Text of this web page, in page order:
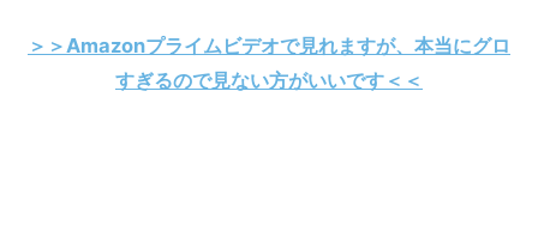
＞＞Amazonプライムビデオで見れますが、本当にグロ
すぎるので見ない方がいいです＜＜